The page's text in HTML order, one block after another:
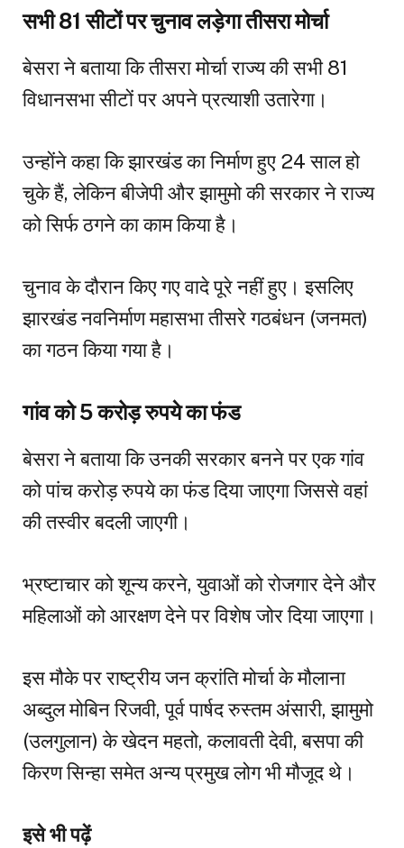
सभी 81 सीटों पर चुनाव लड़ेगा तीसरा मोर्चा
बेसरा ने बताया कि तीसरा मोर्चा राज्य की सभी 81
विधानसभा सीटों पर अपने प्रत्याशी उतारेगा।
उन्होंने कहा कि झारखंड का निर्माण हुए 24 साल हो
चुके हैं, लेकिन बीजेपी और झामुमो की सरकार ने राज्य
को सिर्फ ठगने का काम किया है।
चुनाव के दौरान किए गए वादे पूरे नहीं हुए। इसलिए
झारखंड नवनिर्माण महासभा तीसरे गठबंधन (जनमत)
का गठन किया गया है।
गांव को 5 करोड़ रुपये का फंड
बेसरा ने बताया कि उनकी सरकार बनने पर एक गांव
को पांच करोड़ रुपये का फंड दिया जाएगा जिससे वहां
की तस्वीर बदली जाएगी।
भ्रष्टाचार को शून्य करने, युवाओं को रोजगार देने और
महिलाओं को आरक्षण देने पर विशेष जोर दिया जाएगा।
इस मौके पर राष्ट्रीय जन क्रांति मोर्चा के मौलाना
अब्दुल मोबिन रिजवी, पूर्व पार्षद रुस्तम अंसारी, झामुमो
(उलगुलान) के खेदन महतो, कलावती देवी, बसपा की
किरण सिन्हा समेत अन्य प्रमुख लोग भी मौजूद थे।
इसे भी पढ़ें